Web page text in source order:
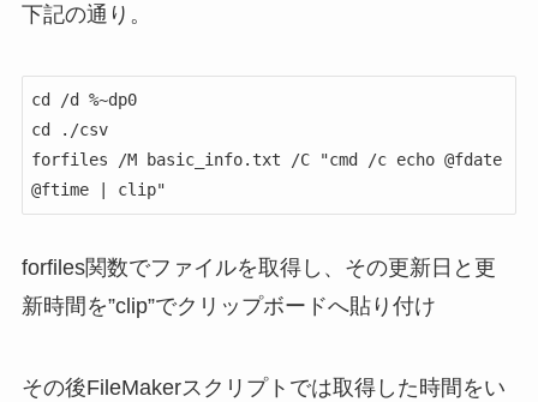
下記の通り。
cd /d %~dp0
cd ./csv
forfiles /M basic_info.txt /C "cmd /c echo @fdate
@ftime | clip"
forfiles関数でファイルを取得し、その更新日と更
新時間を”clip”でクリップボードへ貼り付け
その後FileMakerスクリプトでは取得した時間をい